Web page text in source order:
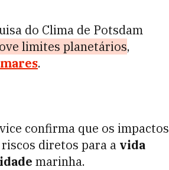
do Clima de Potsdam
limites planetários,
.
confirma que os impactos
diretos para a vida
marinha.